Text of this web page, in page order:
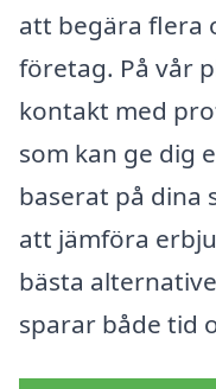
att begära flera
företag. På vår
kontakt med
som kan ge dig
baserat på dina
att jämföra
bästa
sparar både tid